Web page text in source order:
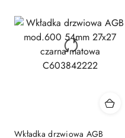
Wkładka drzwiowa AGB